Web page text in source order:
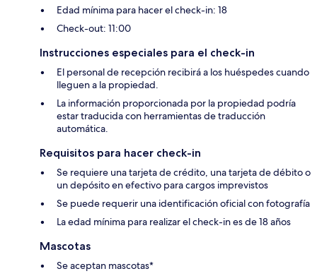
Edad mínima para hacer el check-in: 18
Check-out: 11:00
Instrucciones especiales para el check-in
El personal de recepción recibirá a los huéspedes cuando
lleguen a la propiedad.
La información proporcionada por la propiedad podría
estar traducida con herramientas de traducción
automática.
Requisitos para hacer check-in
Se requiere una tarjeta de crédito, una tarjeta de débito o
un depósito en efectivo para cargos imprevistos
Se puede requerir una identificación oficial con fotografía
La edad mínima para realizar el check-in es de 18 años
Mascotas
Se aceptan mascotas*